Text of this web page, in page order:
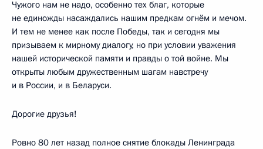
Чужого нам не надо, особенно тех благ, которые
не единожды насаждались нашим предкам огнём и мечом.
И тем не менее как после Победы, так и сегодня мы
призываем к мирному диалогу, но при условии уважения
нашей исторической памяти и правды о той войне. Мы
открыты любым дружественным шагам навстречу
и в России, и в Беларуси.
Дорогие друзья!
Ровно 80 лет назад полное снятие блокады Ленинграда